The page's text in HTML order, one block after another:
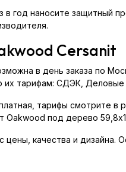
в год наносите защитный
Cersanit
в день заказа по
их тарифам: СДЭК,
тарифы смотрите
Oakwood под дерево
цены, качества и